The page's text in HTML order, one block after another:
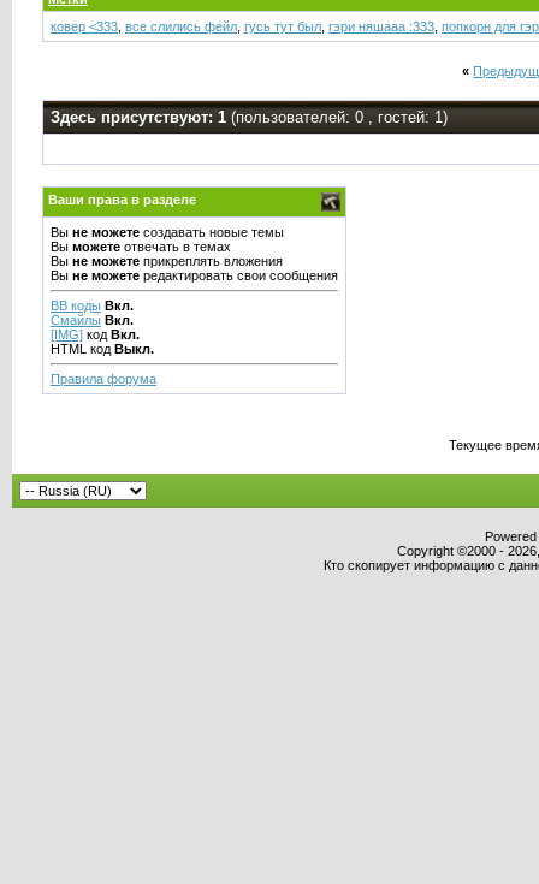
ковер <333, все слились фейл, гусь тут был, гэри няшааа :333, попкорн для
«
Здесь присутствуют: 1 (пользователей: 0 , гостей: 1)
Ваши права в разделе
Вы не можетесоздавать новые темы
Вы можетеотвечать в темах
Вы не можетеприкреплять вложения
Вы не можетередактировать свои сообщения
BB коды Вкл.
Смайлы Вкл.
[IMG]код Вкл.
HTML код Выкл.
Правила форума
Текущее
Copyright ©2000 -
Кто скопирует информацию с